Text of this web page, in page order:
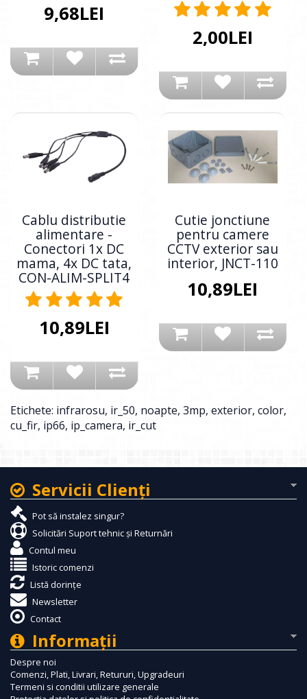
9,68LEI
2,00LEI
Cablu distributie
alimentare -
Conectori 1x DC
mama, 4x DC tata,
CON-ALIM-SPLIT4
10,89LEI
Cutie jonctiune
pentru camere
CCTV exterior sau
interior, JNCT-110
10,89LEI
Etichete: infrarosu, ir_50, noapte, 3mp, exterior, color,
cu_fir, ip66, ip_camera, ir_cut
Servicii Clienţi
Pot să instalez singur?
Solicitări Suport tehnic și Returnări
Contul meu
Istoric comenzi
Listă dorințe
Newsletter
Contact
Informaţii
Despre noi
Comenzi, Plati, Livrari, Retururi, Upgradeuri
Termeni si conditii utilizare generale